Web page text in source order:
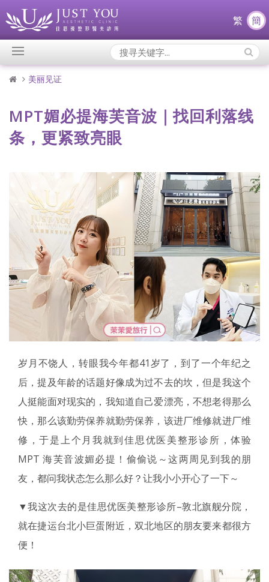
繁 簡
Search
Icons:
美丽见证
MPT媚必提海芙音波｜找回利落线
条，更紧致亮眼
岁月不饶人，转眼我今年都41岁了，到了一个年纪之
后，提及年龄的话题好像成为过不去的坎，但是我这个
人挺能面对现实的，我知道自己爱漂亮，不想老得那么
快，那么该勤劳保养就勤劳保养，该进厂维修就进厂维
修，于是上个月我就到佳思优医美整形诊所，体验
MPT 海芙音波媚必提！偷偷说～这两周见到我的朋
友，都问我状态怎么那么好？让我小小开心了一下～
▼我这次去的是佳思优医美整形诊所–敦北旗舰分院，
就在捷运台北小巨蛋附近，双北地区的朋友要来都很方
便！